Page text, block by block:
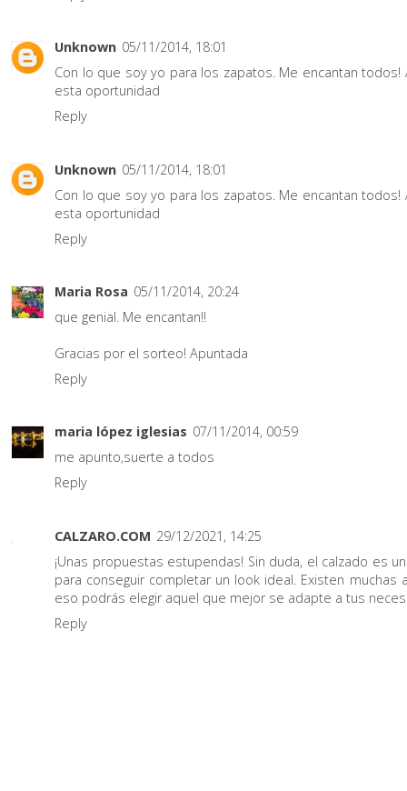
Unknown 05/11/2014, 18:01
Con lo que soy yo para los zapatos. Me encantan
esta oportunidad
Reply
Unknown 05/11/2014, 18:01
Con lo que soy yo para los zapatos. Me encantan
esta oportunidad
Reply
Maria Rosa 05/11/2014, 20:24
que genial. Me encantan!!
Gracias por el sorteo! Apuntada
Reply
maria lópez iglesias 07/11/2014, 00:59
me apunto,suerte a todos
Reply
CALZARO.COM 29/12/2021, 14:25
¡Unas propuestas estupendas! Sin duda, el calzado es
para conseguir completar un look ideal. Existen
eso podrás elegir aquel que mejor se adapte a tus
Reply